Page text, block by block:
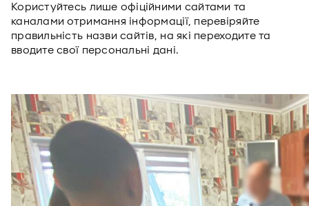
Користуйтесь лише офіційними сайтами та
каналами отримання інформації, перевіряйте
правильність назви сайтів, на які переходите та
вводите свої персональні дані.